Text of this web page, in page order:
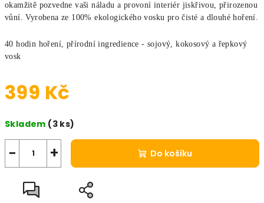
okamžitě pozvedne vaši náladu a provoní interiér jiskřivou, přirozenou
vůní. Vyrobena ze 100% ekologického vosku pro čisté a dlouhé hoření.
40 hodin hoření, přírodní ingredience - sojový, kokosový a řepkový
vosk
399 Kč
Skladem (3 ks)
+
− Do košíku